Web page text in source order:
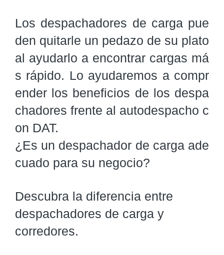
Los despachadores de carga pue
den quitarle un pedazo de su plato
al ayudarlo a encontrar cargas má
s rápido. Lo ayudaremos a compr
ender los beneficios de los despa
chadores frente al autodespacho c
on DAT.
¿Es un despachador de carga ade
cuado para su negocio?
Descubra la diferencia entre
despachadores de carga y
corredores.